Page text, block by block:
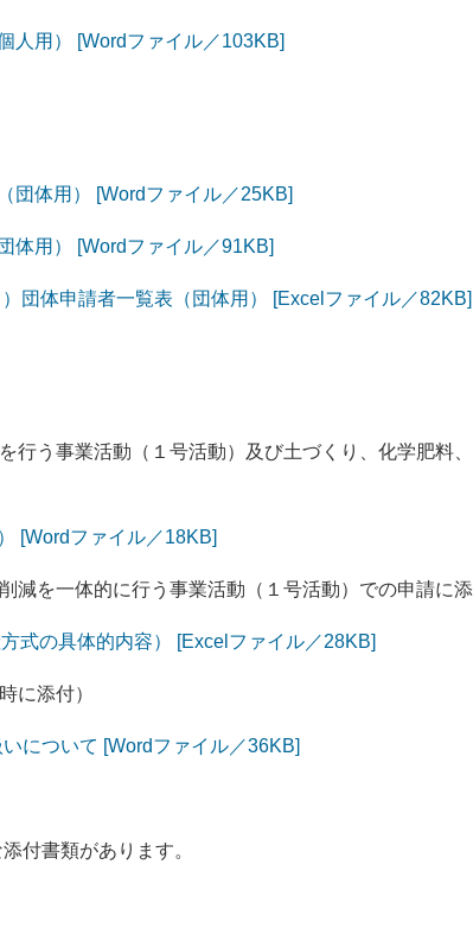
用） [Wordファイル／103KB]
体用） [Wordファイル／25KB]
用） [Wordファイル／91KB]
団体申請者一覧表（団体用） [Excelファイル／82KB]
行う事業活動（１号活動）及び土づくり、化学肥料
[Wordファイル／18KB]
減を一体的に行う事業活動（１号活動）での申請に
式の具体的内容） [Excelファイル／28KB]
に添付）
について [Wordファイル／36KB]
付書類があります。